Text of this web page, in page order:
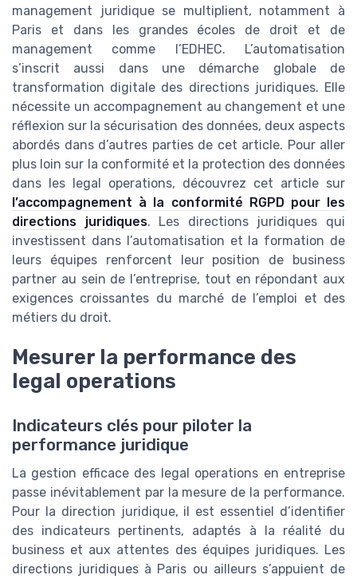
management juridique se multiplient, notamment à
Paris et dans les grandes écoles de droit et de
management comme l’EDHEC. L’automatisation
s’inscrit aussi dans une démarche globale de
transformation digitale des directions juridiques. Elle
nécessite un accompagnement au changement et une
réflexion sur la sécurisation des données, deux aspects
abordés dans d’autres parties de cet article. Pour aller
plus loin sur la conformité et la protection des données
dans les legal operations, découvrez cet article sur
l’accompagnement à la conformité RGPD pour les
directions juridiques. Les directions juridiques qui
investissent dans l’automatisation et la formation de
leurs équipes renforcent leur position de business
partner au sein de l’entreprise, tout en répondant aux
exigences croissantes du marché de l’emploi et des
métiers du droit.
Mesurer la performance des
legal operations
Indicateurs clés pour piloter la
performance juridique
La gestion efficace des legal operations en entreprise
passe inévitablement par la mesure de la performance.
Pour la direction juridique, il est essentiel d’identifier
des indicateurs pertinents, adaptés à la réalité du
business et aux attentes des équipes juridiques. Les
directions juridiques à Paris ou ailleurs s’appuient de